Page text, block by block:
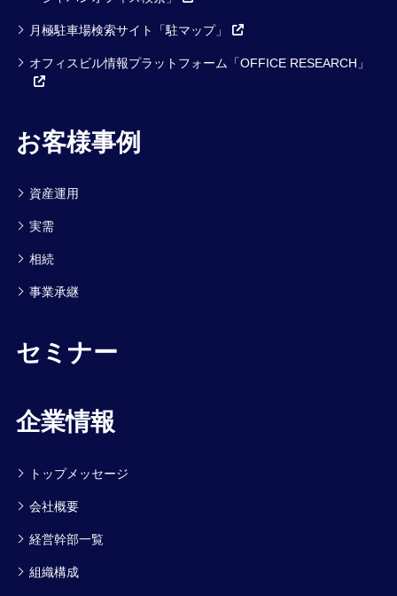
月極駐車場検索サイト「駐マップ」
オフィスビル情報プラットフォーム「OFFICE RESEARCH」
お客様事例
資産運用
実需
相続
事業承継
セミナー
企業情報
トップメッセージ
会社概要
経営幹部一覧
組織構成